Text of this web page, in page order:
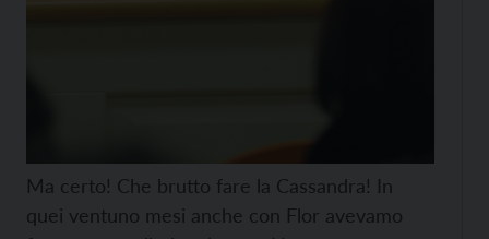
Ma certo! Che brutto fare la Cassandra! In
quei ventuno mesi anche con Flor avevamo